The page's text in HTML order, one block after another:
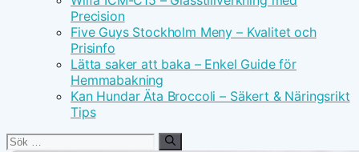
Precision
Five Guys Stockholm Meny – Kvalitet och
Prisinfo
Lätta saker att baka – Enkel Guide för
Hemmabakning
Kan Hundar Äta Broccoli – Säkert & Näringsrikt
Tips
Sök